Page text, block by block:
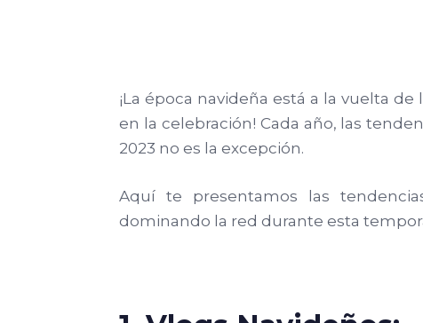
¡La época navideña está a la vuelta
en la celebración! Cada año, las
2023 no es la excepción.
Aquí te presentamos las
dominando la red durante esta